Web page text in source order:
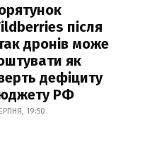
після
дронів може
як
дефіциту
РФ
19:50